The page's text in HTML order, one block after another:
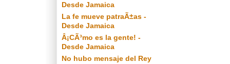
Desde Jamaica
La fe mueve patraÃ±as -
Desde Jamaica
Â¡CÃ³mo es la gente! -
Desde Jamaica
No hubo mensaje del Rey